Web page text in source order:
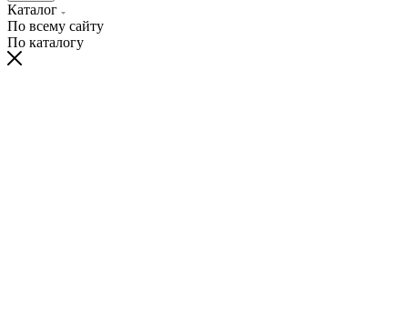
Каталог
По всему сайту
По каталогу